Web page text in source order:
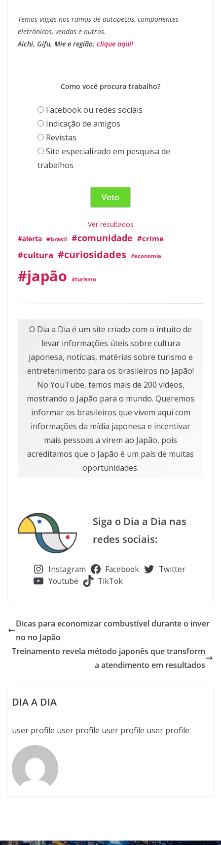
Temos vagas nos ramos de autopeças, componentes
eletrônicos, vendas e outros.
Aichi, Gifu, Mie e região: clique aqui!
Como você procura trabalho?
Facebook ou redes sociais
Indicação de amigos
Revistas
Site especializado em pesquisa de
trabalhos
Ver resultados
#alerta #brasil #comunidade #crime
#cultura #curiosidades #economia
#japão #turismo
O Dia a Dia é um site criado com o intuito de
levar informações úteis sobre cultura
japonesa, notícias, matérias sobre turismo e
entretenimento para os brasileiros no Japão!
No YouTube, temos mais de 200 vídeos,
mostrando o Japão para o mundo. Queremos
informar os brasileiros que vivem aqui com
informações da mídia japonesa e incentivar
mais pessoas a virem ao Japão, pois
acreditamos que o Japão é um país de muitas
oportunidades.
Siga o Dia a Dia nas
redes sociais:
Instagram Facebook
Twitter
Youtube
TikTok
Dicas para economizar combustível durante o inver
no no Japão
Treinamento revela método japonês que transform
a atendimento em resultados
DIA A DIA
user profile user profile user profile user profile